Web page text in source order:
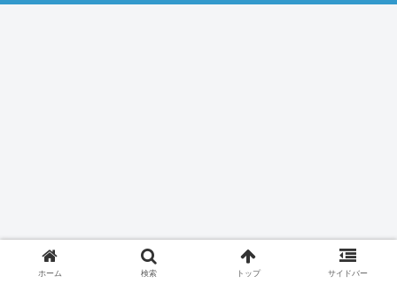
ホーム 検索 トップ サイドバー